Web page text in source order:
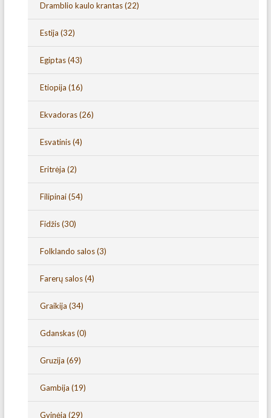
Dramblio kaulo krantas(22)
Estija (32)
Egiptas(43)
Etiopija (16)
Ekvadoras(26)
Esvatinis(4)
Eritrėja (2)
Filipinai(54)
Fidžis(30)
Folklando salos(3)
Farerų salos(4)
Graikija (34)
Gdanskas(0)
Gruzija (69)
Gambija (19)
Gvinėja (29)